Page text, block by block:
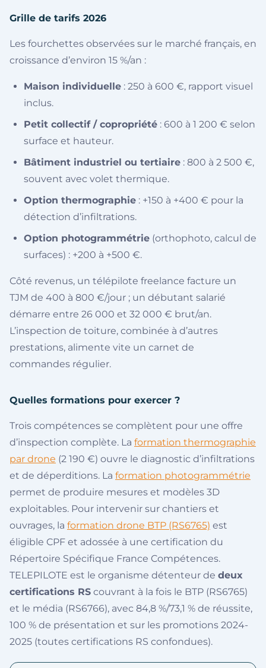
Grille de tarifs 2026
Les fourchettes observées sur le marché français, en
croissance d’environ 15 %/an :
Maison individuelle : 250 à 600 €, rapport visuel
inclus.
Petit collectif / copropriété : 600 à 1 200 € selon
surface et hauteur.
Bâtiment industriel ou tertiaire : 800 à 2 500 €,
souvent avec volet thermique.
Option thermographie : +150 à +400 € pour la
détection d’infiltrations.
Option photogrammétrie (orthophoto, calcul de
surfaces) : +200 à +500 €.
Côté revenus, un télépilote freelance facture un
TJM de 400 à 800 €/jour ; un débutant salarié
démarre entre 26 000 et 32 000 € brut/an.
L’inspection de toiture, combinée à d’autres
prestations, alimente vite un carnet de
commandes régulier.
Quelles formations pour exercer ?
Trois compétences se complètent pour une offre
d’inspection complète. La formation thermographie
par drone (2 190 €) ouvre le diagnostic d’infiltrations
et de déperditions. La formation photogrammétrie
permet de produire mesures et modèles 3D
exploitables. Pour intervenir sur chantiers et
ouvrages, la formation drone BTP (RS6765) est
éligible CPF et adossée à une certification du
Répertoire Spécifique France Compétences.
TELEPILOTE est le organisme détenteur de deux
certifications RS couvrant à la fois le BTP (RS6765)
et le média (RS6766), avec 84,8 %/73,1 % de réussite,
100 % de présentation et sur les promotions 2024-
2025 (toutes certifications RS confondues).